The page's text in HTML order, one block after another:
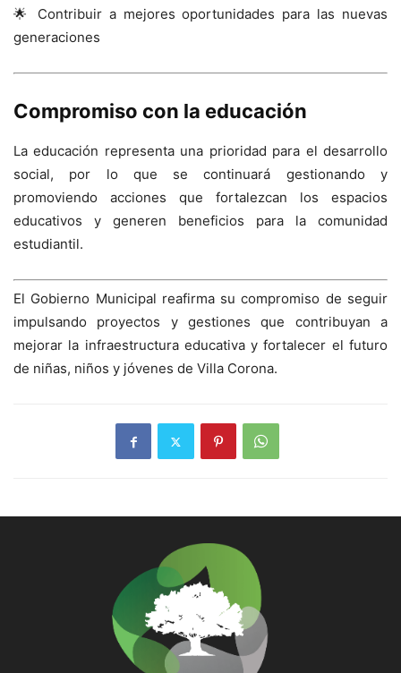
🌟 Contribuir a mejores oportunidades para las nuevas
generaciones
Compromiso con la educación
La educación representa una prioridad para el desarrollo
social, por lo que se continuará gestionando y
promoviendo acciones que fortalezcan los espacios
educativos y generen beneficios para la comunidad
estudiantil.
El Gobierno Municipal reafirma su compromiso de seguir
impulsando proyectos y gestiones que contribuyan a
mejorar la infraestructura educativa y fortalecer el futuro
de niñas, niños y jóvenes de Villa Corona.